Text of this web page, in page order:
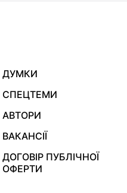
ДУМКИ
СПЕЦТЕМИ
АВТОРИ
ВАКАНСІЇ
ДОГОВІР ПУБЛІЧНОЇ
ОФЕРТИ